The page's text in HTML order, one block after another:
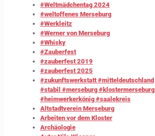
#Weltmädchentag 2024
#weltoffenes Merseburg
#Werkleitz
#Werner von Merseburg
#Whisky
#Zauberfest
#zauberfest 2019
#zauberfest 2025
#zukunftswerkstatt #mitteldeutschland
#stabil #merseburg #klostermerseburg
#heimwerkerkönig #saalekreis
Altstadtverein Merseburg
Arbeiten vor dem Kloster
Archäologie